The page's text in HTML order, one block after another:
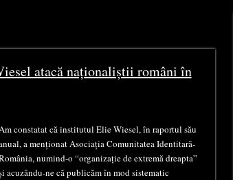
atacă naționaliștii români în
constatat că institutul Elie Wiesel, în raportul său
a menționat Asociația Comunitatea Identitară-
numind-o “organizație de extremă dreapta”
acuzându-ne că publicăm în mod sistematic